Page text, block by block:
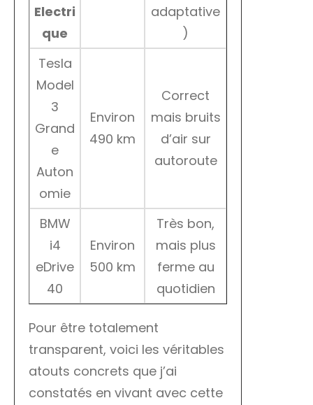
Electri
que
adaptative
)
Tesla
Model
3
Grand
e
Auton
omie
Environ
490 km
Correct
mais bruits
d’air sur
autoroute
BMW
i4
eDrive
40
Environ
500 km
Très bon,
mais plus
ferme au
quotidien
Pour être totalement
transparent, voici les véritables
atouts concrets que j’ai
constatés en vivant avec cette